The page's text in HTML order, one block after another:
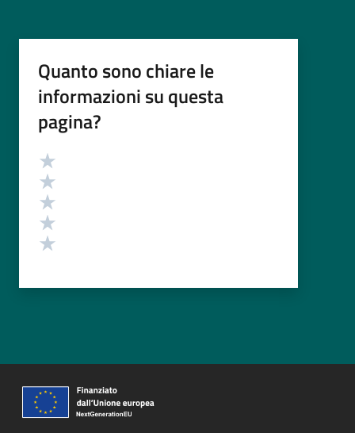
Quanto sono chiare le
informazioni su questa
pagina?
Valutazione